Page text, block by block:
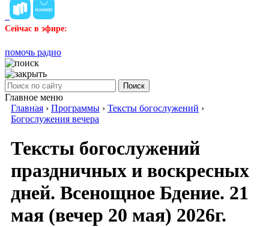
Сейчас в эфире:
помочь радио
Поиск
Главное меню
Главная › Программы › Тексты богослужений ›
Богослужения вечера
Тексты богослужений
праздничных и воскресных
дней. Всенощное Бдение. 21
мая (вечер 20 мая) 2026г.